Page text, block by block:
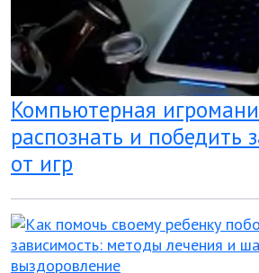
Компьютерная
распознать и победить
от игр